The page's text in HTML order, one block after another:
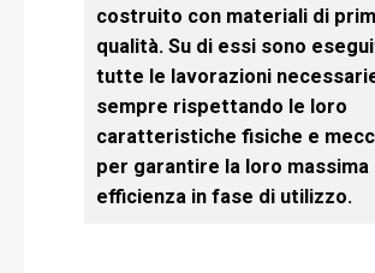
costruito con materiali di
qualità. Su di essi sono
tutte le lavorazioni
sempre rispettando le loro
caratteristiche fisiche e
per garantire la loro massima
efficienza in fase di utilizzo.